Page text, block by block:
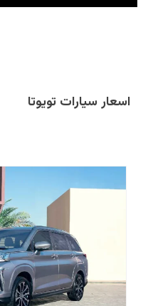
اسعار سيارات تويوتا